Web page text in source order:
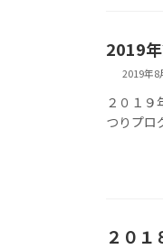
2019
2019年8
２０１
つりプロ
２０１